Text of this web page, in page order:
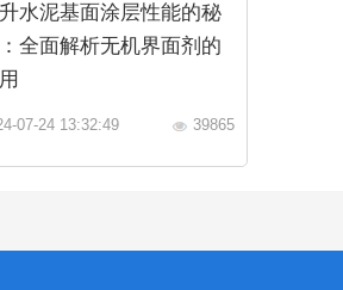
水泥基面涂层性能的秘
全面解析无机界面剂的
07-24 13:32:49 39865